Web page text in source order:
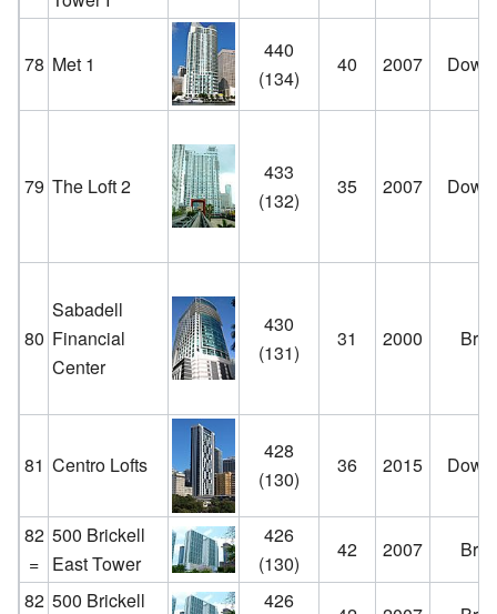
78 Met 1
440
(134)
40 2007
79 The Loft 2
433
(132)
35 2007
80
Sabadell
Financial
Center
430
(131)
31 2000
81 Centro Lofts
428
(130)
36 2015
82
=
500 Brickell
East Tower
426
(130)
42 2007
82 500 Brickell 426